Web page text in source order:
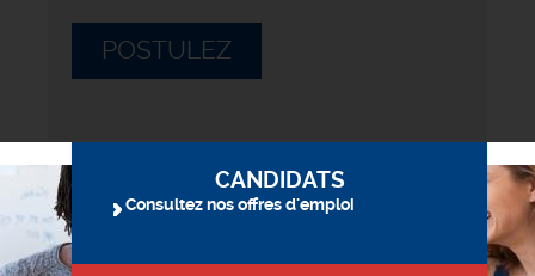
POSTULEZ
CANDIDATS
Consultez nos offres d'emploi